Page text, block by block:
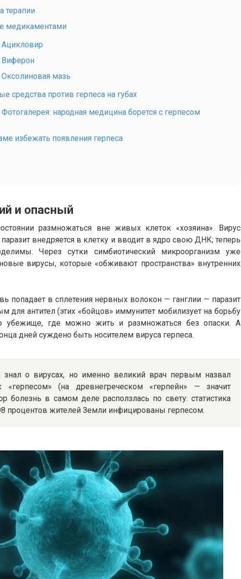
терапии
медикаментами
Ацикловир
Виферон
Оксолиновая мазь
средства против герпеса на губах
Фотогалерея: народная медицина борется с герпесом
избежать появления герпеса
и опасный
размножаться вне живых клеток «хозяина». Вирус
внедряется в клетку и вводит в ядро свою ДНК; теперь
Через сутки симбиотический микроорганизм уже
вирусы, которые «обживают пространства» внутренних
попадает в сплетения нервных волокон — ганглии — паразит
для антител (этих «бойцов» иммунитет мобилизует на борьбу
убежище, где можно жить и размножаться без опаски. А
дней суждено быть носителем вируса герпеса.
знал о вирусах, но именно великий врач первым назвал
«герпесом» (на древнегреческом «герпейн» — значит
болезнь в самом деле расползлась по свету: статистика
процентов жителей Земли инфицированы герпесом.